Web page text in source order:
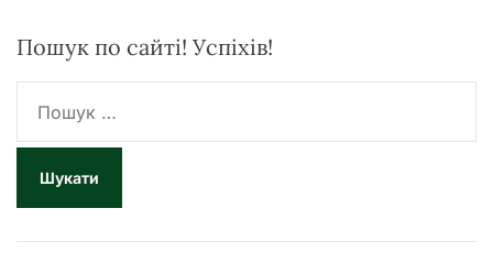
Пошук по сайті! Успіхів!
ш
к